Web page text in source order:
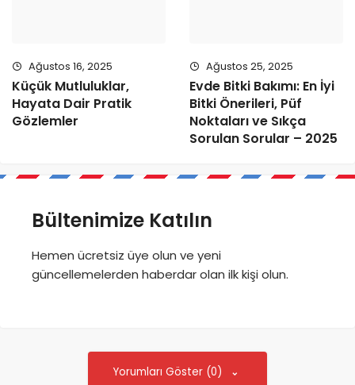
Ağustos 16, 2025
Küçük Mutluluklar,
Hayata Dair Pratik
Gözlemler
Ağustos 25, 2025
Evde Bitki Bakımı: En İyi
Bitki Önerileri, Püf
Noktaları ve Sıkça
Sorulan Sorular – 2025
Bültenimize Katılın
Hemen ücretsiz üye olun ve yeni
güncellemelerden haberdar olan ilk kişi olun.
Yorumları Göster (0)